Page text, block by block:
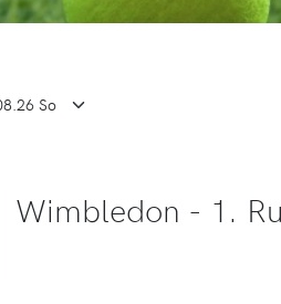
Wimbledon - 1.